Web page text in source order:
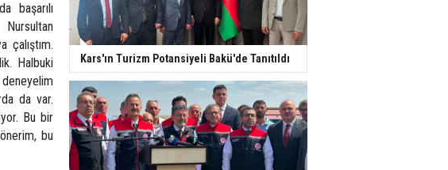
başarılı
çalıştım.
Halbuki
da var.
Bu bir
bu
Kars'ın Turizm Potansiyeli Bakü'de Tanıtıldı